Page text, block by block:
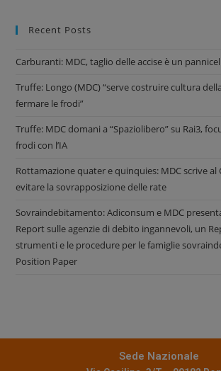
Recent Posts
Carburanti: MDC, taglio delle accise è un
Truffe: Longo (MDC) “serve costruire cultura
fermare le frodi”
Truffe: MDC domani a “Spaziolibero” su Rai3,
frodi con l’IA
Rottamazione quater e quinquies: MDC scrive al
evitare la sovrapposizione delle rate
Sovraindebitamento: Adiconsum e MDC
Report sulle agenzie di debito ingannevoli, un
strumenti e le procedure per le famiglie
Position Paper
Sede Nazionale